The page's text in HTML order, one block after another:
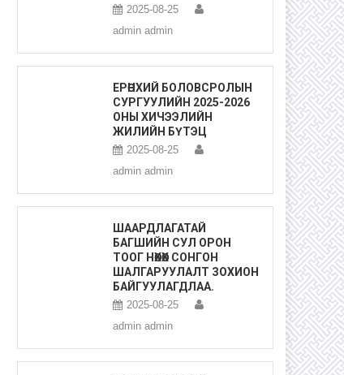
2025-08-25
admin admin
ЕРӨНХИЙ БОЛОВСРОЛЫН
СУРГУУЛИЙН 2025-2026
ОНЫ ХИЧЭЭЛИЙН
ЖИЛИЙН БҮТЭЦ
2025-08-25
admin admin
ШААРДЛАГАТАЙ
БАГШИЙН СУЛ ОРОН
ТООГ НӨХӨХ СОНГОН
ШАЛГАРУУЛАЛТ ЗОХИОН
БАЙГУУЛАГДЛАА.
2025-08-25
admin admin